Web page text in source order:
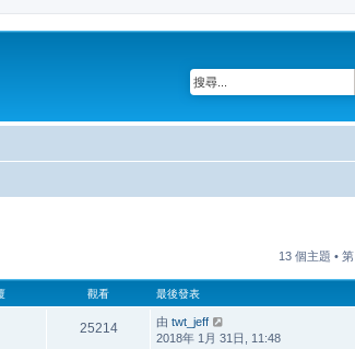
13 個主題 • 第
觀看 最後發表
25214 由 twt_jeff
2018年 1月 31日, 11:48